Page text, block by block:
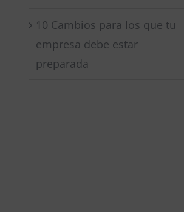
10 Cambios para los que tu
empresa debe estar
preparada